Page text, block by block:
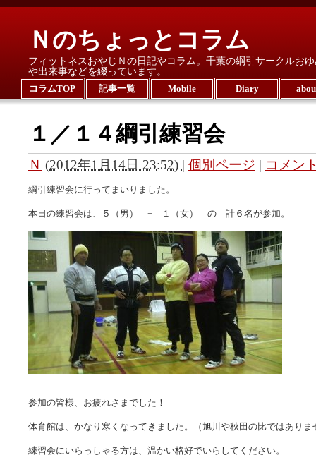
Ｎのちょっとコラム
フィットネスおやじＮの日記やコラム。千葉の綱引サークルお
や出来事などを綴っています。
コラムTOP
記事一覧 Mobile Diary
１／１４綱引練習会
Ｎ (2012年1月14日 23:52) | 個別ページ | コメン
綱引練習会に行ってまいりました。
本日の練習会は、５（男） + １（女） の 計６名が参加。
参加の皆様、お疲れさまでした！
体育館は、かなり寒くなってきました。（旭川や秋田の比ではありま
練習会にいらっしゃる方は、温かい格好でいらしてください。